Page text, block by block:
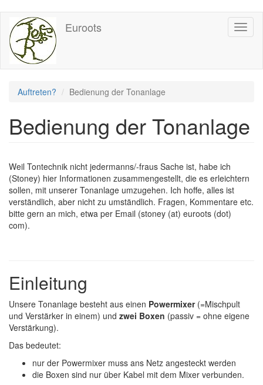
Direkt
zum
Inhalt
Euroots
Auftreten? Bedienung der Tonanlage
Bedienung der Tonanlage
Weil Tontechnik nicht jedermanns/-fraus Sache ist, habe ich
(Stoney) hier Informationen zusammengestellt, die es erleichtern
sollen, mit unserer Tonanlage umzugehen. Ich hoffe, alles ist
verständlich, aber nicht zu umständlich. Fragen, Kommentare etc.
bitte gern an mich, etwa per Email (stoney (at) euroots (dot)
com).
Einleitung
Unsere Tonanlage besteht aus einen Powermixer (=Mischpult
und Verstärker in einem) und zwei Boxen (passiv = ohne eigene
Verstärkung).
Das bedeutet:
nur der Powermixer muss ans Netz angesteckt werden
die Boxen sind nur über Kabel mit dem Mixer verbunden.